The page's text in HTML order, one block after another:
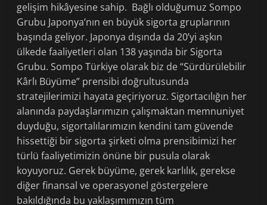
gelişim hikâyesine sahip. Bağlı olduğumuz Sompo
Grubu Japonya’nın en büyük sigorta gruplarının
başında geliyor. Japonya dışında da 20’yi aşkın
ülkede faaliyetleri olan 138 yaşında bir Sigorta
Grubu. Sompo Türkiye olarak biz de “Sürdürülebilir
Kârlı Büyüme” prensibi doğrultusunda
stratejilerimizi hayata geçiriyoruz. Sigortacılığın her
alanında paydaşlarımızın çalışmaktan memnuniyet
duyduğu, sigortalılarımızın kendini tam güvende
hissettiği bir sigorta şirketi olma prensibimizi her
türlü faaliyetimizin önüne bir pusula olarak
koyuyoruz. Gerek büyüme, gerek karlılık, gerekse
diğer finansal ve operasyonel göstergelere
bakıldığında bu yaklaşımımızın tüm